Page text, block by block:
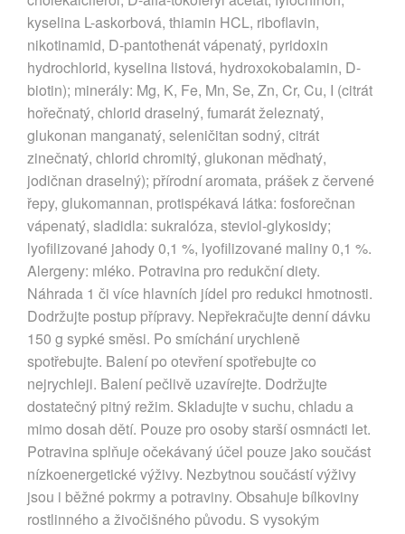
kyselina L-askorbová, thiamin HCL, riboflavin,
nikotinamid, D-pantothenát vápenatý, pyridoxin
hydrochlorid, kyselina listová, hydroxokobalamin, D-
biotin); minerály: Mg, K, Fe, Mn, Se, Zn, Cr, Cu, I (citrát
hořečnatý, chlorid draselný, fumarát železnatý,
glukonan manganatý, seleničitan sodný, citrát
zinečnatý, chlorid chromitý, glukonan měďnatý,
jodičnan draselný); přírodní aromata, prášek z červené
řepy, glukomannan, protispékavá látka: fosforečnan
vápenatý, sladidla: sukralóza, steviol-glykosidy;
lyofilizované jahody 0,1 %, lyofilizované maliny 0,1 %.
Alergeny: mléko. Potravina pro redukční diety.
Náhrada 1 či více hlavních jídel pro redukci hmotnosti.
Dodržujte postup přípravy. Nepřekračujte denní dávku
150 g sypké směsi. Po smíchání urychleně
spotřebujte. Balení po otevření spotřebujte co
nejrychleji. Balení pečlivě uzavírejte. Dodržujte
dostatečný pitný režim. Skladujte v suchu, chladu a
mimo dosah dětí. Pouze pro osoby starší osmnácti let.
Potravina splňuje očekávaný účel pouze jako součást
nízkoenergetické výživy. Nezbytnou součástí výživy
jsou i běžné pokrmy a potraviny. Obsahuje bílkoviny
rostlinného a živočišného původu. S vysokým